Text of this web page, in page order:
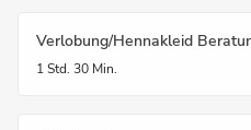
Verlobung/Hennakleid
1 Std. 30 Min.